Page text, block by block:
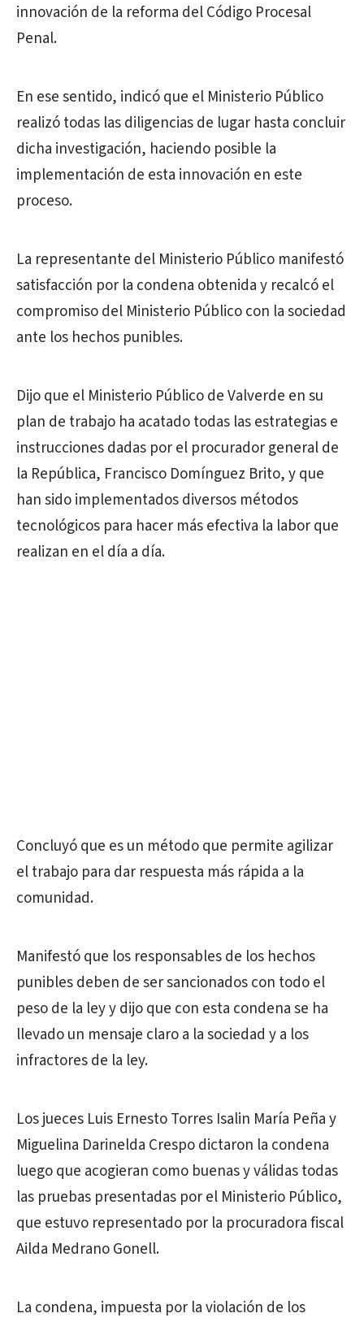
innovación de la reforma del Código Procesal
Penal.
En ese sentido, indicó que el Ministerio Público
realizó todas las diligencias de lugar hasta concluir
dicha investigación, haciendo posible la
implementación de esta innovación en este
proceso.
La representante del Ministerio Público manifestó
satisfacción por la condena obtenida y recalcó el
compromiso del Ministerio Público con la sociedad
ante los hechos punibles.
Dijo que el Ministerio Público de Valverde en su
plan de trabajo ha acatado todas las estrategias e
instrucciones dadas por el procurador general de
la República, Francisco Domínguez Brito, y que
han sido implementados diversos métodos
tecnológicos para hacer más efectiva la labor que
realizan en el día a día.
Concluyó que es un método que permite agilizar
el trabajo para dar respuesta más rápida a la
comunidad.
Manifestó que los responsables de los hechos
punibles deben de ser sancionados con todo el
peso de la ley y dijo que con esta condena se ha
llevado un mensaje claro a la sociedad y a los
infractores de la ley.
Los jueces Luis Ernesto Torres Isalin María Peña y
Miguelina Darinelda Crespo dictaron la condena
luego que acogieran como buenas y válidas todas
las pruebas presentadas por el Ministerio Público,
que estuvo representado por la procuradora fiscal
Ailda Medrano Gonell.
La condena, impuesta por la violación de los